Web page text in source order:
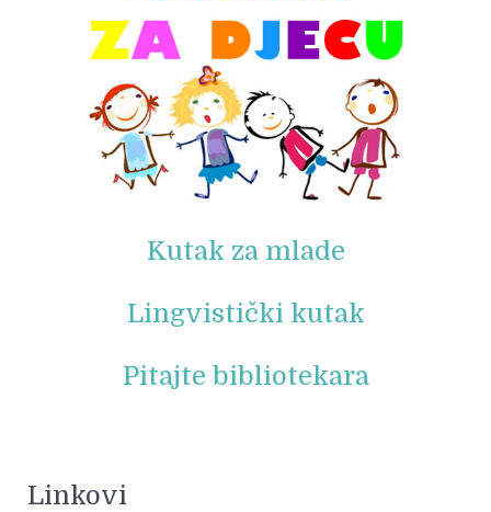
Kutak za mlade
Lingvistički kutak
Pitajte bibliotekara
Linkovi